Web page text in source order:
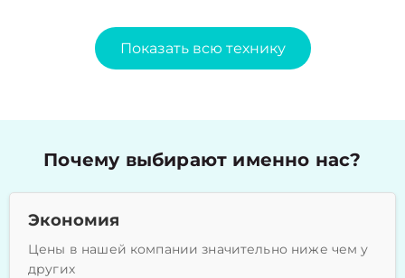
Показать всю технику
Почему выбирают именно нас?
Экономия
Цены в нашей компании значительно ниже чем у
других